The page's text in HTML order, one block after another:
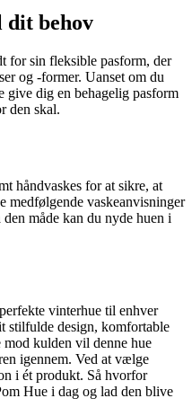
dit behov
for sin fleksible pasform, der
og -former. Uanset om du
give dig en behagelig pasform
den skal.
håndvaskes for at sikre, at
medfølgende vaskeanvisninger
måde kan du nyde huen i
vinterhue til enhver
stilfulde design, komfortable
mod kulden vil denne hue
igennem. Ved at vælge
i ét produkt. Så hvorfor
Hue i dag og lad den blive